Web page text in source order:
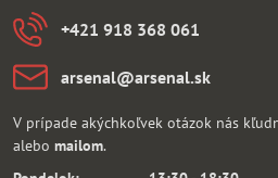
+421 918 368 061
arsenal​@arsenal​.sk
V prípade akýchkoľvek otázok nás
alebo mailom.